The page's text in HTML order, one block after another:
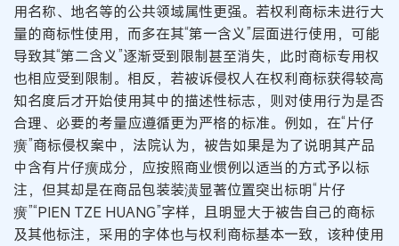
用名称、地名等的公共领域属性更强。若权利商标未进行大
量的商标性使用，而多在其“第一含义”层面进行使用，可能
导致其“第二含义”逐渐受到限制甚至消失，此时商标专用权
也相应受到限制。相反，若被诉侵权人在权利商标获得较高
知名度后才开始使用其中的描述性标志，则对使用行为是否
合理、必要的考量应遵循更为严格的标准。例如，在“片仔
癀”商标侵权案中，法院认为，被告如果是为了说明其产品
中含有片仔癀成分，应按照商业惯例以适当的方式予以标
注，但其却是在商品包装装潢显著位置突出标明“片仔
癀”“PIEN TZE HUANG”字样，且明显大于被告自己的商标
及其他标注，采用的字体也与权利商标基本一致，该种使用